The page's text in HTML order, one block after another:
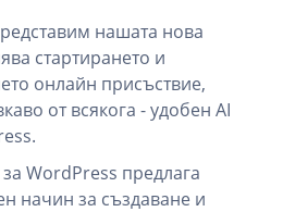
нашата нова
стартирането и
онлайн присъствие,
от всякога - удобен AI
WordPress предлага
начин за създаване и